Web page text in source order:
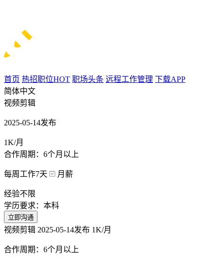
首页 热招职位HOT 职场头条 远程工作管理 下载APP
简体中文
视频剪辑
2025-05-14发布
1K/月
合作周期：6个月以上
每周工作7天 月薪
经验不限
学历要求：本科
立即沟通
视频剪辑 2025-05-14发布 1K/月
合作周期：6个月以上